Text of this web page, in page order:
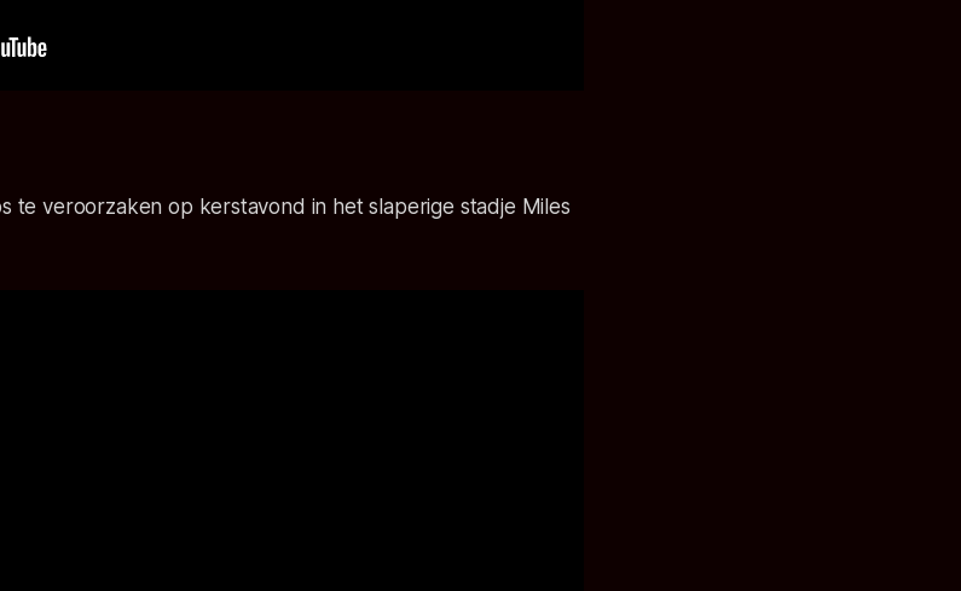
te veroorzaken op kerstavond in het slaperige stadje Miles